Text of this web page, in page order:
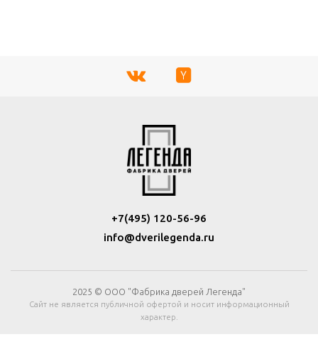
+7(495) 120-56-96
info@dverilegenda.ru
2025 © ООО "Фабрика дверей Легенда"
Сайт не является публичной офертой и носит информационный
характер.